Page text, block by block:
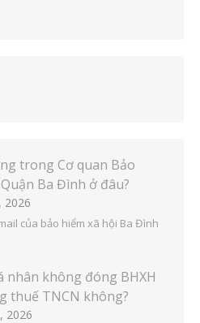
trong Cơ quan Bảo
Ba Đình ở đâu?
2026
của bảo hiểm xã hội Ba Đình
nhân không đóng BHXH
thuế TNCN không?
2026